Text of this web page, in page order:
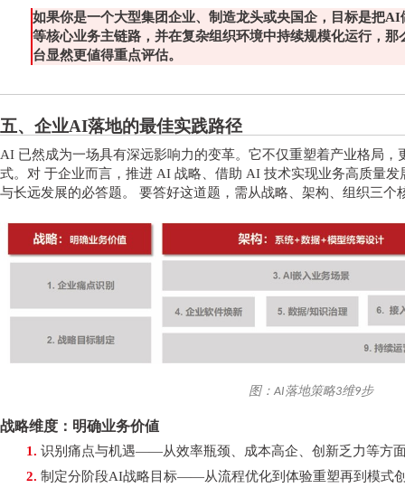
如果你是一个大型集团企业、制造龙头或央国企，目标是把AI
等核心业务主链路，并在复杂组织环境中持续规模化运行，
台显然更値得重点评估。
五、企业AI落地的最佳实践路径
AI 已然成为一场具有深远影响力的变革。它不仅重塑着产业格局，
式。对 于企业而言，推进 AI 战略、借助 AI 技术实现业务高质量
与长远发展的必答题。 要答好这道题，需从战略、架构、组织三个
图：AI落地策略3维9步
战略维度：明确业务价値
1. 识别痛点与机遇——从效率瓶颈、成本高企、创新乏力等方
2. 制定分阶段AI战略目标——从流程优化到体验重塑再到模式